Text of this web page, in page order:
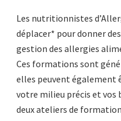
Les nutritionnistes
déplacer* pour donner
gestion des allergies
Ces formations sont
elles peuvent également
votre milieu précis et vos
deux ateliers de